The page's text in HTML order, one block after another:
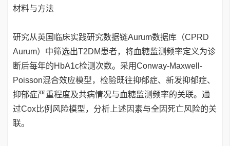
材料与方法
研究从英国临床实践研究数据链Aurum数据库（CPRD
Aurum）中筛选出T2DM患者，将血糖监测频率定义为诊
断后每年的HbA1c检测次数。采用Conway-Maxwell-
Poisson混合效应模型，检验既往抑郁症、新发抑郁症、
抑郁症严重程度及共病情况与血糖监测频率的关联。通
过Cox比例风险模型，分析上述因素与全因死亡风险的关
联。